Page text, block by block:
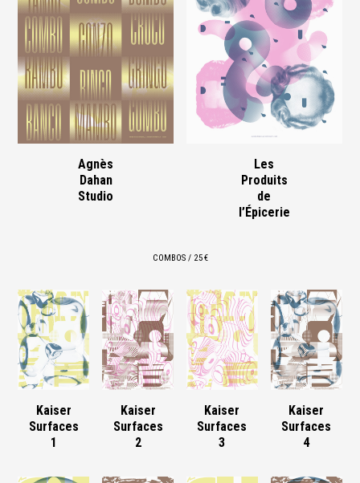
Agnès
Dahan
Studio
Les
Produits
de
l’Épicerie
COMBOS / 25 €
Kaiser
Surfaces
1
Kaiser
Surfaces
2
Kaiser
Surfaces
3
Kaiser
Surfaces
4